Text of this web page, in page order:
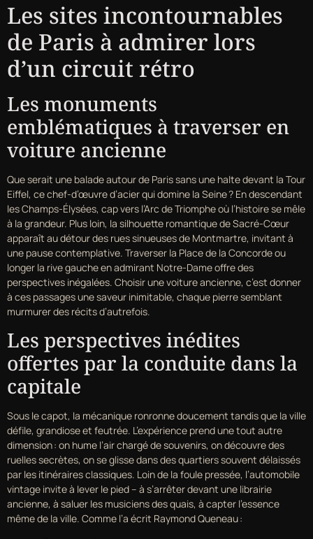
Les sites incontournables
de Paris à admirer lors
d’un circuit rétro
Les monuments
emblématiques à traverser en
voiture ancienne
Que serait une balade autour de Paris sans une halte devant la Tour
Eiffel, ce chef-d’œuvre d’acier qui domine la Seine ? En descendant
les Champs-Élysées, cap vers l’Arc de Triomphe où l’histoire se mêle
à la grandeur. Plus loin, la silhouette romantique de Sacré-Cœur
apparaît au détour des rues sinueuses de Montmartre, invitant à
une pause contemplative. Traverser la Place de la Concorde ou
longer la rive gauche en admirant Notre-Dame offre des
perspectives inégalées. Choisir une voiture ancienne, c’est donner
à ces passages une saveur inimitable, chaque pierre semblant
murmurer des récits d’autrefois.
Les perspectives inédites
offertes par la conduite dans la
capitale
Sous le capot, la mécanique ronronne doucement tandis que la ville
défile, grandiose et feutrée. L’expérience prend une tout autre
dimension : on hume l’air chargé de souvenirs, on découvre des
ruelles secrètes, on se glisse dans des quartiers souvent délaissés
par les itinéraires classiques. Loin de la foule pressée, l’automobile
vintage invite à lever le pied – à s’arrêter devant une librairie
ancienne, à saluer les musiciens des quais, à capter l’essence
même de la ville. Comme l’a écrit Raymond Queneau :